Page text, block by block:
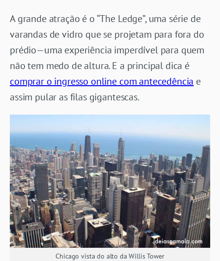
A grande atração é o “The Ledge”, uma série de
varandas de vidro que se projetam para fora do
prédio—uma experiência imperdível para quem
não tem medo de altura. E a principal dica é
comprar o ingresso online com antecedência e
assim pular as filas gigantescas.
Chicago vista do alto da Willis Tower